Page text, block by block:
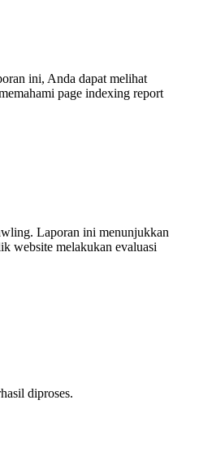
ini, Anda dapat melihat
page indexing report
Laporan ini menunjukkan
website melakukan evaluasi
diproses.